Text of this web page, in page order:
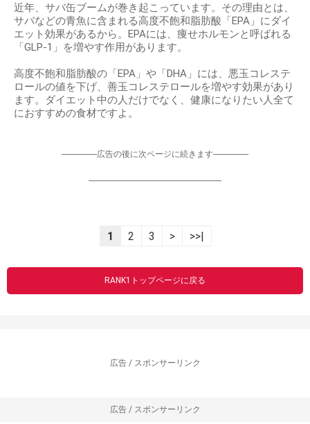
近年、サバ缶ブームが巻き起こっています。その理由とは、
サバなどの青魚に含まれる高度不飽和脂肪酸「EPA」にダイ
エット効果があるから。EPAには、痩せホルモンと呼ばれる
「GLP-1」を増やす作用があります。
高度不飽和脂肪酸の「EPA」や「DHA」には、悪玉コレステ
ロールの値を下げ、善玉コレステロールを増やす効果があり
ます。ダイエット中の人だけでなく、健康になりたい人全て
におすすめの食材ですよ。
-----------------広告の後に次ページに続きます-----------------
----------------------------------------------------------------
1 2 3 > >>|
RANK1トップページに戻る
広告 / スポンサーリンク
広告 / スポンサーリンク